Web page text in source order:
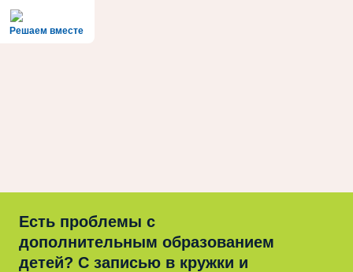
Решаем вместе
Есть проблемы с
дополнительным образованием
детей? С записью в кружки и